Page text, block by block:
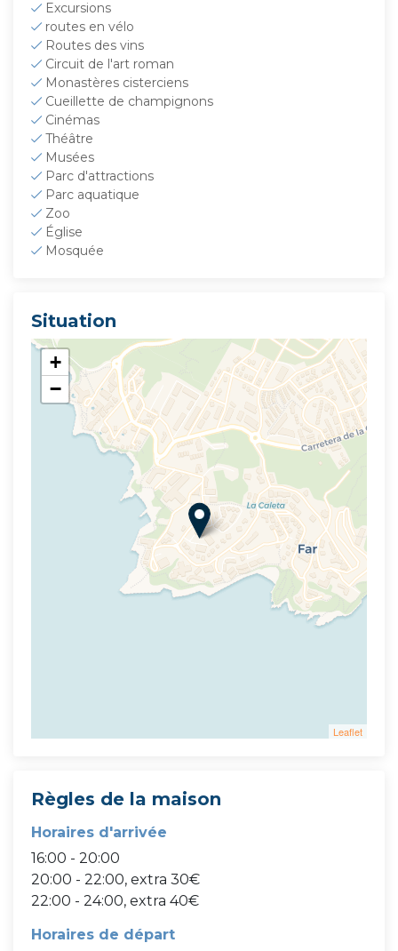
Excursions
routes en vélo
Routes des vins
Circuit de l'art roman
Monastères cisterciens
Cueillette de champignons
Cinémas
Théâtre
Musées
Parc d'attractions
Parc aquatique
Zoo
Église
Mosquée
Situation
+
−
Leaflet
Règles de la maison
Horaires d'arrivée
16:00 - 20:00
20:00 - 22:00, extra 30€
22:00 - 24:00, extra 40€
Horaires de départ